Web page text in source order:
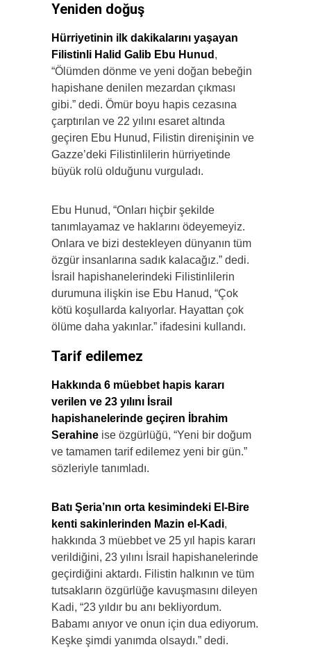
Yeniden doğuş
Hürriyetinin ilk dakikalarını yaşayan
Filistinli Halid Galib Ebu Hunud ,
“Ölümden dönme ve yeni doğan bebeğin
hapishane denilen mezardan çıkması
gibi.” dedi. Ömür boyu hapis cezasına
çarptırılan ve 22 yılını esaret altında
geçiren Ebu Hunud, Filistin direnişinin ve
Gazze’deki Filistinlilerin hürriyetinde
büyük rolü olduğunu vurguladı.
Ebu Hunud, “Onları hiçbir şekilde
tanımlayamaz ve haklarını ödeyemeyiz.
Onlara ve bizi destekleyen dünyanın tüm
özgür insanlarına sadık kalacağız.” dedi.
İsrail hapishanelerindeki Filistinlilerin
durumuna ilişkin ise Ebu Hanud, “Çok
kötü koşullarda kalıyorlar. Hayattan çok
ölüme daha yakınlar.” ifadesini kullandı.
Tarif edilemez
Hakkında 6 müebbet hapis kararı
verilen ve 23 yılını İsrail
hapishanelerinde geçiren İbrahim
Serahine ise özgürlüğü, “Yeni bir doğum
ve tamamen tarif edilemez yeni bir gün.”
sözleriyle tanımladı.
Batı Şeria’nın orta kesimindeki El-Bire
kenti sakinlerinden Mazin el-Kadi,
hakkında 3 müebbet ve 25 yıl hapis kararı
verildiğini, 23 yılını İsrail hapishanelerinde
geçirdiğini aktardı. Filistin halkının ve tüm
tutsakların özgürlüğe kavuşmasını dileyen
Kadi, “23 yıldır bu anı bekliyordum.
Babamı anıyor ve onun için dua ediyorum.
Keşke şimdi yanımda olsaydı.” dedi.